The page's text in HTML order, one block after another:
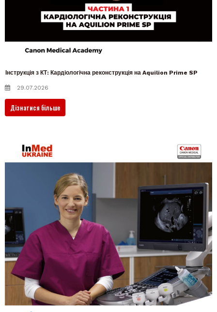
Інструкція з КТ: Кардіологічна реконструкція на Aquilion Prime SP
29.07.2026
Дізнатися більше